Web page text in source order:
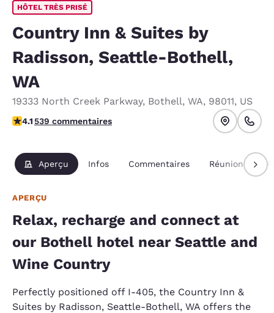
HÔTEL TRÈS PRISÉ
Country Inn & Suites by
Radisson, Seattle-Bothell,
WA
19333 North Creek Parkway, Bothell, WA, 98011, US
4.09 étoiles. Très Bien.
4.1539 commentaires
Aperçu Infos Commentaires Réunions
APERÇU
Relax, recharge and connect at
our Bothell hotel near Seattle and
Wine Country
Perfectly positioned off I-405, the Country Inn &
Suites by Radisson, Seattle-Bothell, WA offers the